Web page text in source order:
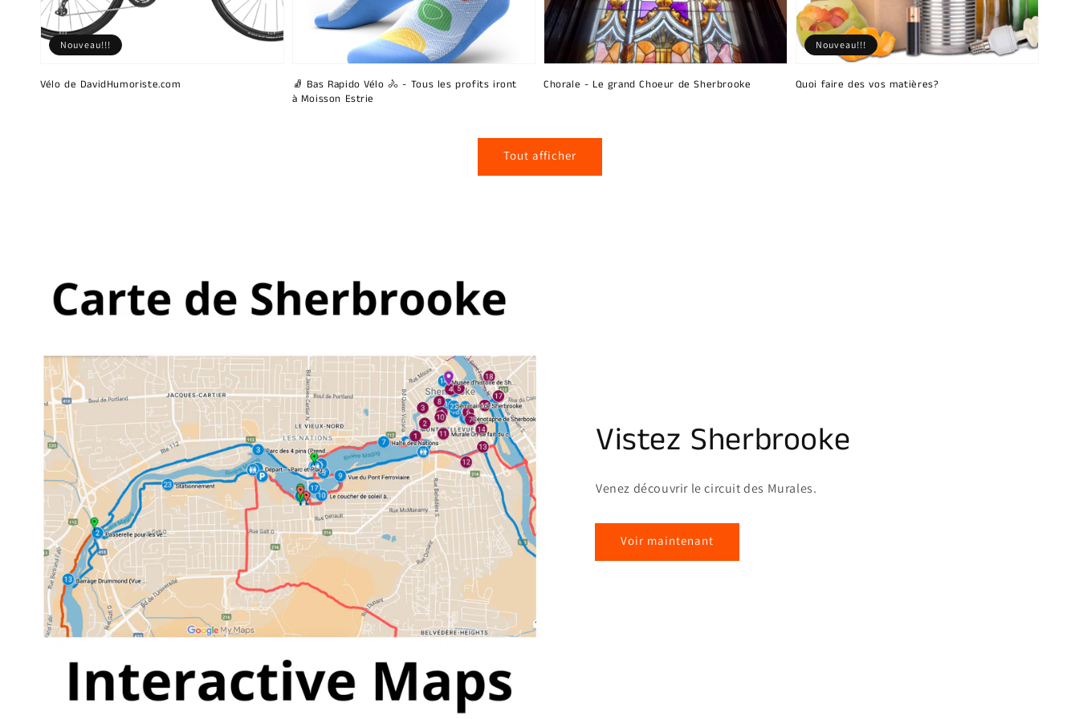
Vélo de DavidHumoriste.com
Nouveau!!!
🧦 Bas Rapido Vélo 🚴 - Tous les profits iront
à Moisson Estrie
Chorale - Le grand Choeur de Sherbrooke Quoi faire des vos matières?
Nouveau!!!
Tout afficher
Vistez Sherbrooke
Venez découvrir le circuit des Murales.
Voir maintenant